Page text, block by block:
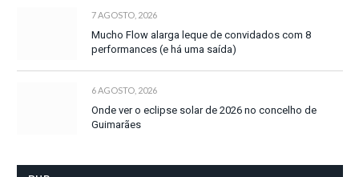
7 AGOSTO, 2026
Mucho Flow alarga leque de convidados com 8
performances (e há uma saída)
6 AGOSTO, 2026
Onde ver o eclipse solar de 2026 no concelho de
Guimarães